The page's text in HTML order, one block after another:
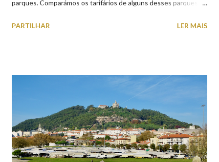
parques. Comparámos os tarifários de alguns desses parques de
subterrâneos) perto do centro da cidade (entenda-se por
subterrâneos. O Parque da Estação Viana Shopping é grátis de
2ª a 5ª feira a partir das 20:00 (DIAS ÚTEIS)
PARTILHAR LER MAIS